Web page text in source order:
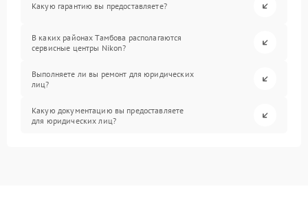
Какую гарантию вы предоставляете?
В каких районах Тамбова располагаются
сервисные центры Nikon?
Выполняете ли вы ремонт для юридических
лиц?
Какую документацию вы предоставляете
для юридических лиц?